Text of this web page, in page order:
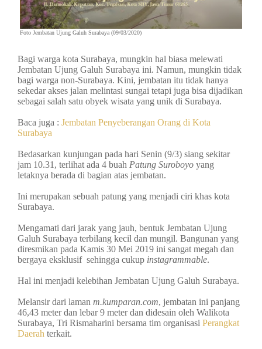
Foto Jembatan Ujung Galuh Surabaya (09/03/2020)
Bagi warga kota Surabaya, mungkin hal biasa melewati
Jembatan Ujung Galuh Surabaya ini. Namun, mungkin tidak
bagi warga non-Surabaya. Kini, jembatan itu tidak hanya
sekedar akses jalan melintasi sungai tetapi juga bisa dijadikan
sebagai salah satu obyek wisata yang unik di Surabaya.
Baca juga : Jembatan Penyeberangan Orang di Kota
Surabaya
Bedasarkan kunjungan pada hari Senin (9/3) siang sekitar
jam 10.31, terlihat ada 4 buah Patung Suroboyo yang
letaknya berada di bagian atas jembatan.
Ini merupakan sebuah patung yang menjadi ciri khas kota
Surabaya.
Mengamati dari jarak yang jauh, bentuk Jembatan Ujung
Galuh Surabaya terbilang kecil dan mungil. Bangunan yang
diresmikan pada Kamis 30 Mei 2019 ini sangat megah dan
bergaya eksklusif sehingga cukup instagrammable.
Hal ini menjadi kelebihan Jembatan Ujung Galuh Surabaya.
Melansir dari laman m.kumparan.com, jembatan ini panjang
46,43 meter dan lebar 9 meter dan didesain oleh Walikota
Surabaya, Tri Rismaharini bersama tim organisasi Perangkat
Daerah terkait.